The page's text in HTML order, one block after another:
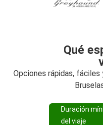
Qué
Opciones rápidas,
Duración
del viaje